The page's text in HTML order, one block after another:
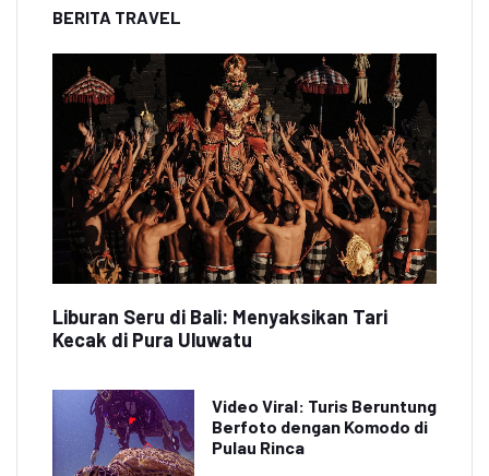
BERITA TRAVEL
Liburan Seru di Bali: Menyaksikan Tari
Kecak di Pura Uluwatu
Video Viral: Turis Beruntung
Berfoto dengan Komodo di
Pulau Rinca